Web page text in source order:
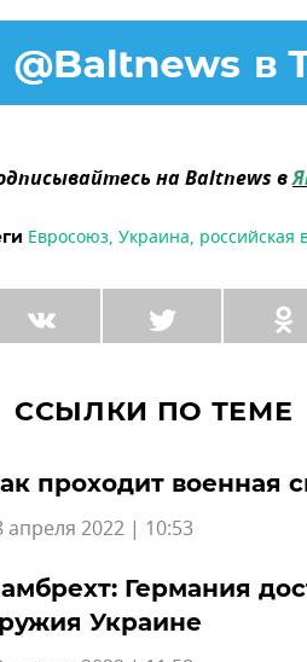
на Baltnews в
Евросоюз, Украина, российская
ССЫЛКИ ПО ТЕМЕ
проходит военная
апреля 2022 | 10:53
Германия
Украине